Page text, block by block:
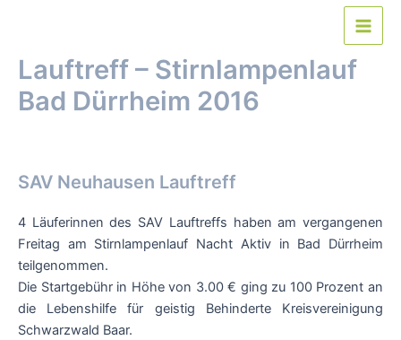
Main
Lauftreff – Stirnlampenlauf
Bad Dürrheim 2016
SAV Neuhausen Lauftreff
4 Läuferinnen des SAV Lauftreffs haben am vergangenen
Freitag am Stirnlampenlauf Nacht Aktiv in Bad Dürrheim
teilgenommen.
Die Startgebühr in Höhe von 3.00 € ging zu 100 Prozent an
die Lebenshilfe für geistig Behinderte Kreisvereinigung
Schwarzwald Baar.